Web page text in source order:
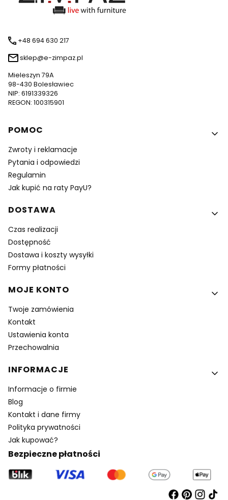
+48 694 630 217
sklep@e-zimpaz.pl
Mieleszyn 79A
98-430 Bolesławiec
NIP: 6191339326
REGON: 100315901
Linki w stopce
POMOC
Zwroty i reklamacje
Pytania i odpowiedzi
Regulamin
Jak kupić na raty PayU?
DOSTAWA
Czas realizacji
Dostępność
Dostawa i koszty wysyłki
Formy płatności
MOJE KONTO
Twoje zamówienia
Kontakt
Ustawienia konta
Przechowalnia
INFORMACJE
Informacje o firmie
Blog
Kontakt i dane firmy
Polityka prywatności
Jak kupować?
Bezpieczne płatności